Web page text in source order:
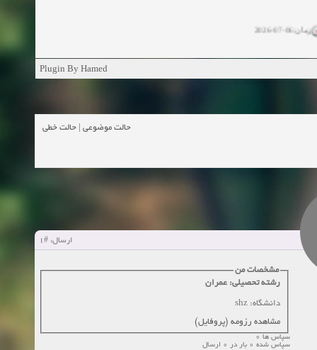
04-2025
زمان:11-11-2024
زمان:10-28-2024
زمان:10-13-2024
زمان:10-11-2024
Plugin By Hamed
حالت موضوعی حالت خطی
ارسال: #1
مشخصات من
رشته تحصیلی: عمران
دانشگاه: shz
مشاهده رزومه (پروفایل)
سپاس ها 0
سپاس شده 0 بار در 0 ارسال